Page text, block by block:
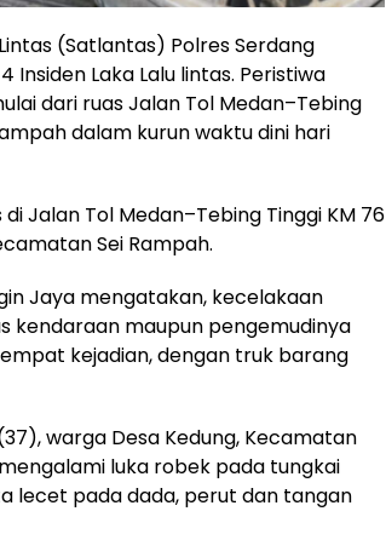
Lintas (Satlantas) Polres Serdang
Insiden Laka Lalu lintas. Peristiwa
dari ruas Jalan Tol Medan–Tebing
dalam kurun waktu dini hari
Jalan Tol Medan–Tebing Tinggi KM 76
Sei Rampah.
Jaya mengatakan, kecelakaan
kendaraan maupun pengemudinya
kejadian, dengan truk barang
warga Desa Kedung, Kecamatan
luka robek pada tungkai
lecet pada dada, perut dan tangan